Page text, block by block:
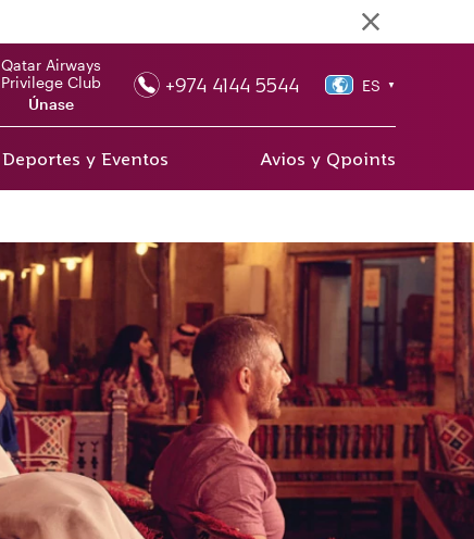
Qatar Airways
Privilege Club
Únase
+974 4144 5544 ES ▼
Deportes y Eventos Avios y Qpoints